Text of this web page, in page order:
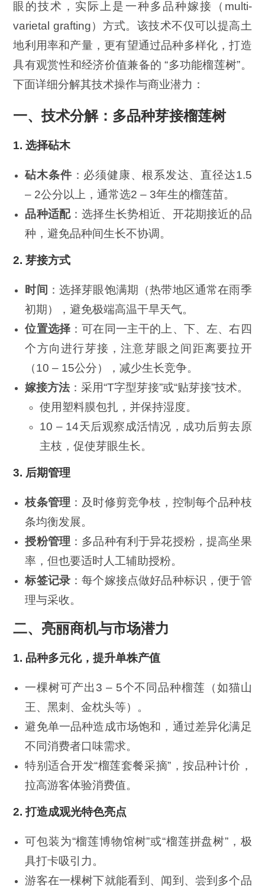
眼的技术，实际上是一种多品种嫁接（multi-
varietal grafting）方式。该技术不仅可以提高土
地利用率和产量，更有望通过品种多样化，打造
具有观赏性和经济价值兼备的 “多功能榴莲树”。
下面详细分解其技术操作与商业潜力：
一、技术分解：多品种芽接榴莲树
1. 选择砧木
砧木条件 ：必须健康、根系发达、直径达1.5
– 2公分以上，通常选2 – 3年生的榴莲苗。
品种适配：选择生长势相近、开花期接近的品
种，避免品种间生长不协调。
2. 芽接方式
时间 ：选择芽眼饱满期（热带地区通常在雨季
初期），避免极端高温干旱天气。
位置选择 ：可在同一主干的上、下、左、右四
个方向进行芽接，注意芽眼之间距离要拉开
（10 – 15公分），减少生长竞争。
嫁接方法 ：采用“T字型芽接”或“贴芽接”技术。
使用塑料膜包扎，并保持湿度。
10 – 14天后观察成活情况，成功后剪去原
主枝，促使芽眼生长。
3. 后期管理
枝条管理 ：及时修剪竞争枝，控制每个品种枝
条均衡发展。
授粉管理 ：多品种有利于异花授粉，提高坐果
率，但也要适时人工辅助授粉。
标签记录 ：每个嫁接点做好品种标识，便于管
理与采收。
二、亮丽商机与市场潜力
1. 品种多元化，提升单株产值
一棵树可产出3 – 5个不同品种榴莲（如猫山
王、黑刺、金枕头等）。
避免单一品种造成市场饱和，通过差异化满足
不同消费者口味需求。
特别适合开发“榴莲套餐采摘”，按品种计价，
拉高游客体验消费值。
2.打造成观光特色亮点
可包装为“榴莲博物馆树”或“榴莲拼盘树”，极
具打卡吸引力。
游客在一棵树下就能看到、闻到、尝到多个品